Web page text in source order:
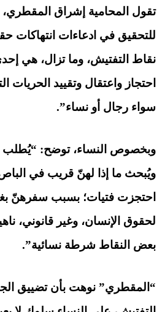
تقول المحامية إشراق المقطري،
للتحقيق في ادعاءات انتهاكات
نقاط التفتيش، وما تزال، هي
احتجاز واعتقال وتقييد الحريات
سواء رجال أو نساء”.
وبخصوص النساء، توضح: “يُطلب
ويُبحث ما إذا لهنّ قريب في
احتجزت فتيات؛ بسبب سفرهنّ
لحقوق الإنسان، وغير قانوني،
بعض النقاط شرطة نسائية”.
“المقطري” نوهت بأن تضييق